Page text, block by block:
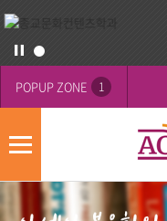
POPUP ZONE 1
모
메